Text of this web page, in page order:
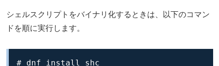
シェルスクリプトをバイナリ化するときは、以下のコマン
ドを順に実行します。
# dnf install shc